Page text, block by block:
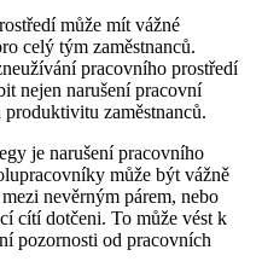
může mít vážné
celý tým zaměstnanců.
pracovního prostředí
nejen narušení pracovní
zaměstnanců.
je narušení pracovního
může být vážně
nevěrným párem, nebo
cítí dotčeni. To může vést k
pozornosti od pracovních